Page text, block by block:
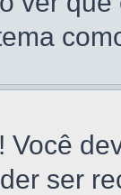
Você
ser